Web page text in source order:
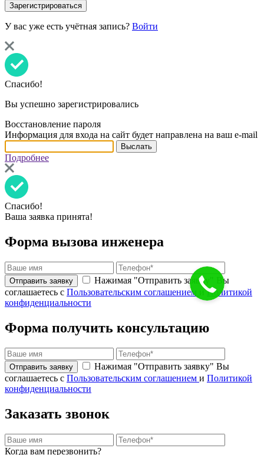
У вас уже есть учётная запись? Войти
Спасибо!
Вы успешно зарегистрировались
Восстановление пароля
Информация для входа на сайт будет направлена на ваш e-mail
Подробнее
Спасибо!
Ваша заявка принята!
Форма вызова инженера
Нажимая "Отправить заявку" Вы
соглашаетесь с Пользовательским соглашением иПолитикой
конфиденциальности
Форма получить консультацию
Нажимая "Отправить заявку" Вы
соглашаетесь с Пользовательским соглашением и Политикой
конфиденциальности
Заказать звонок
Когда вам перезвонить?